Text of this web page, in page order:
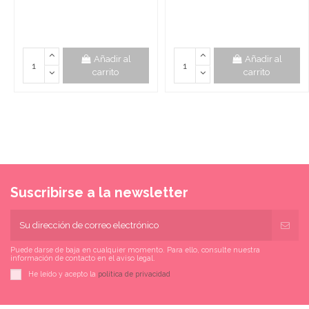
Añadir al
carrito
Añadir al
carrito
Suscribirse a la newsletter
Puede darse de baja en cualquier momento. Para ello, consulte nuestra
información de contacto en el aviso legal.
He leído y acepto la política de privacidad